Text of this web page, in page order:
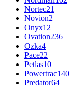
Nortec21
Novion2
Onyx12
Ovation236
Ozka4
Pace22
Petlas10
Powertrac140
Predator64